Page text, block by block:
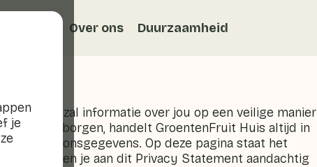
je
Over ons Duurzaamheid
en zal informatie over jou op een veilige manier
te waarborgen, handelt GroentenFruit Huis altijd in
persoonsgegevens. Op deze pagina staat het
We raden je aan dit Privacy Statement aandachtig